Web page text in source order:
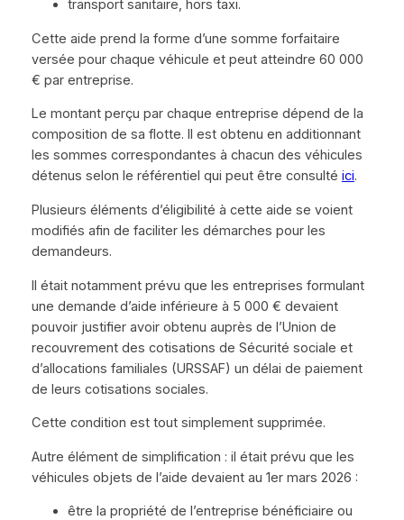
transport sanitaire, hors taxi.
Cette aide prend la forme d’une somme forfaitaire
versée pour chaque véhicule et peut atteindre 60 000
€ par entreprise.
Le montant perçu par chaque entreprise dépend de la
composition de sa flotte. Il est obtenu en additionnant
les sommes correspondantes à chacun des véhicules
détenus selon le référentiel qui peut être consulté ici.
Plusieurs éléments d’éligibilité à cette aide se voient
modifiés afin de faciliter les démarches pour les
demandeurs.
Il était notamment prévu que les entreprises formulant
une demande d’aide inférieure à 5 000 € devaient
pouvoir justifier avoir obtenu auprès de l’Union de
recouvrement des cotisations de Sécurité sociale et
d’allocations familiales (URSSAF) un délai de paiement
de leurs cotisations sociales.
Cette condition est tout simplement supprimée.
Autre élément de simplification : il était prévu que les
véhicules objets de l’aide devaient au 1er mars 2026 :
être la propriété de l’entreprise bénéficiaire ou